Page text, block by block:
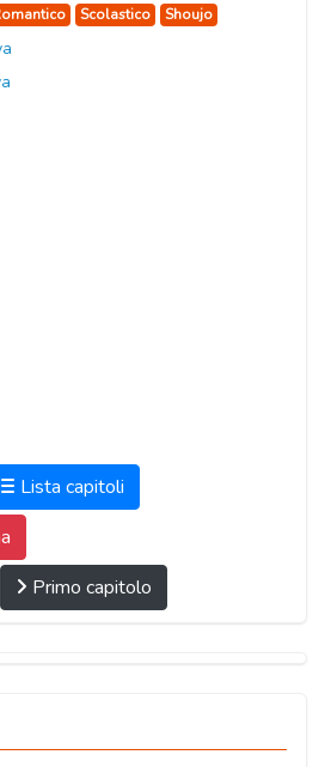
Scolastico Shoujo
Lista capitoli
Primo capitolo